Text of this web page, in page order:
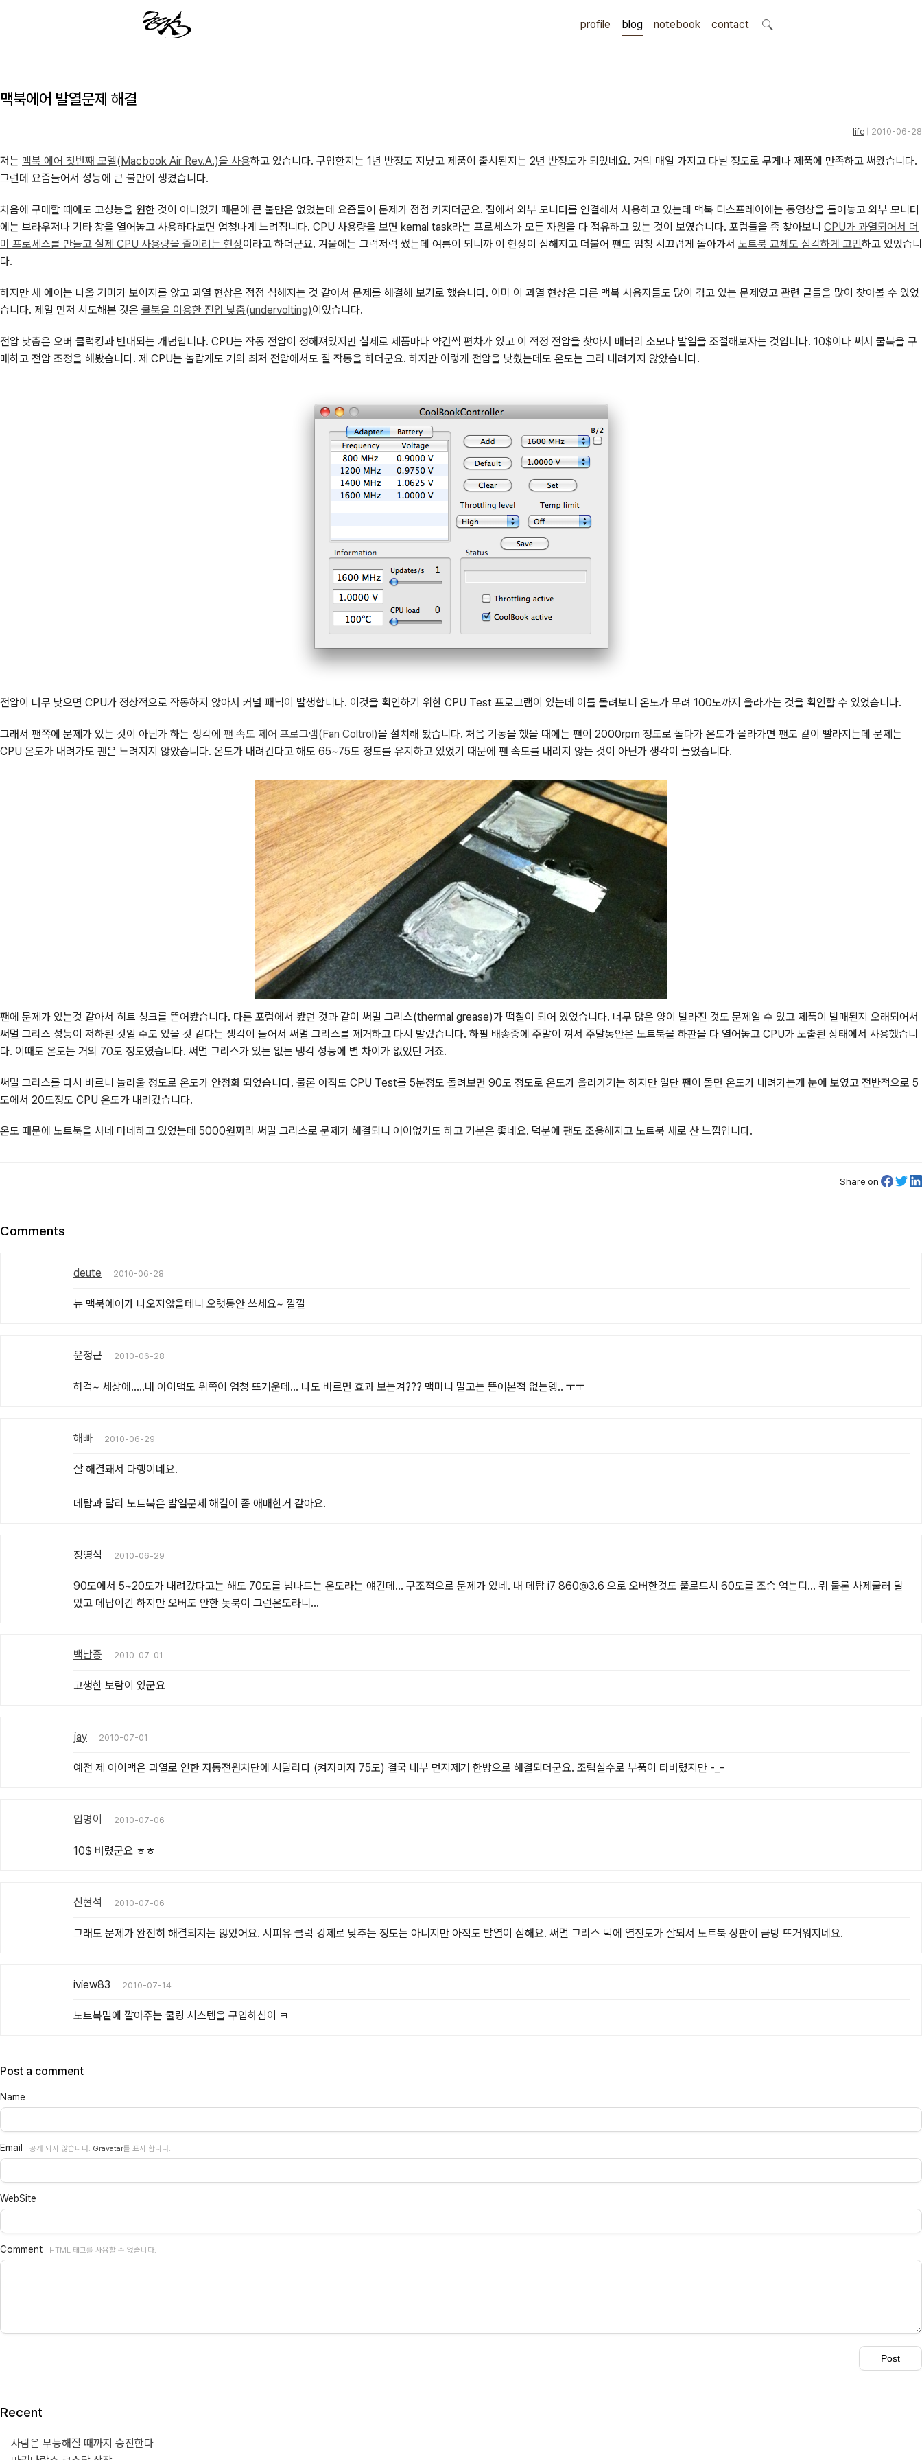
profile blog notebook contact
search
맥북에어 발열문제 해결
life | 2010-06-28
저는 맥북 에어 첫번째 모델(Macbook Air Rev.A.)을 사용하고 있습니다. 구입한지는 1년 반정도 지났고 제품이 출시된지는 2년 반정도가 되었네요. 거의 매일 가지고 다닐 정도로 무게나 제품에 만족하고 써왔습니다.
그런데 요즘들어서 성능에 큰 불만이 생겼습니다.
처음에 구매할 때에도 고성능을 원한 것이 아니었기 때문에 큰 불만은 없었는데 요즘들어 문제가 점점 커지더군요. 집에서 외부 모니터를 연결해서 사용하고 있는데 맥북 디스프레이에는 동영상을 틀어놓고 외부 모니터
에는 브라우저나 기타 창을 열어놓고 사용하다보면 엄청나게 느려집니다. CPU 사용량을 보면 kernal task라는 프로세스가 모든 자원을 다 점유하고 있는 것이 보였습니다. 포럼들을 좀 찾아보니 CPU가 과열되어서 더
미 프로세스를 만들고 실제 CPU 사용량을 줄이려는 현상이라고 하더군요. 겨울에는 그럭저럭 썼는데 여름이 되니까 이 현상이 심해지고 더불어 팬도 엄청 시끄럽게 돌아가서 노트북 교체도 심각하게 고민하고 있었습니
다.
하지만 새 에어는 나올 기미가 보이지를 않고 과열 현상은 점점 심해지는 것 같아서 문제를 해결해 보기로 했습니다. 이미 이 과열 현상은 다른 맥북 사용자들도 많이 겪고 있는 문제였고 관련 글들을 많이 찾아볼 수 있었
습니다. 제일 먼저 시도해본 것은 쿨북을 이용한 전압 낮춤(undervolting)이었습니다.
전압 낮춤은 오버 클럭킹과 반대되는 개념입니다. CPU는 작동 전압이 정해져있지만 실제로 제품마다 약간씩 편차가 있고 이 적정 전압을 찾아서 배터리 소모나 발열을 조절해보자는 것입니다. 10$이나 써서 쿨북을 구
매하고 전압 조정을 해봤습니다. 제 CPU는 놀랍게도 거의 최저 전압에서도 잘 작동을 하더군요. 하지만 이렇게 전압을 낮췄는데도 온도는 그리 내려가지 않았습니다.
전압이 너무 낮으면 CPU가 정상적으로 작동하지 않아서 커널 패닉이 발생합니다. 이것을 확인하기 위한 CPU Test 프로그램이 있는데 이를 돌려보니 온도가 무려 100도까지 올라가는 것을 확인할 수 있었습니다.
그래서 팬쪽에 문제가 있는 것이 아닌가 하는 생각에 팬 속도 제어 프로그램(Fan Coltrol)을 설치해 봤습니다. 처음 기동을 했을 때에는 팬이 2000rpm 정도로 돌다가 온도가 올라가면 팬도 같이 빨라지는데 문제는
CPU 온도가 내려가도 팬은 느려지지 않았습니다. 온도가 내려간다고 해도 65~75도 정도를 유지하고 있었기 때문에 팬 속도를 내리지 않는 것이 아닌가 생각이 들었습니다.
팬에 문제가 있는것 같아서 히트 싱크를 뜯어봤습니다. 다른 포럼에서 봤던 것과 같이 써멀 그리스(thermal grease)가 떡칠이 되어 있었습니다. 너무 많은 양이 발라진 것도 문제일 수 있고 제품이 발매된지 오래되어서
써멀 그리스 성능이 저하된 것일 수도 있을 것 같다는 생각이 들어서 써멀 그리스를 제거하고 다시 발랐습니다. 하필 배송중에 주말이 껴서 주말동안은 노트북을 하판을 다 열어놓고 CPU가 노출된 상태에서 사용했습니
다. 이때도 온도는 거의 70도 정도였습니다. 써멀 그리스가 있든 없든 냉각 성능에 별 차이가 없었던 거죠.
써멀 그리스를 다시 바르니 놀라울 정도로 온도가 안정화 되었습니다. 물론 아직도 CPU Test를 5분정도 돌려보면 90도 정도로 온도가 올라가기는 하지만 일단 팬이 돌면 온도가 내려가는게 눈에 보였고 전반적으로 5
도에서 20도정도 CPU 온도가 내려갔습니다.
온도 때문에 노트북을 사네 마네하고 있었는데 5000원짜리 써멀 그리스로 문제가 해결되니 어이없기도 하고 기분은 좋네요. 덕분에 팬도 조용해지고 노트북 새로 산 느낌입니다.
Share on
Comments
deute 2010-06-28
뉴 맥북에어가 나오지않을테니 오랫동안 쓰세요~ 낄낄
윤정근 2010-06-28
허걱~ 세상에.....내 아이맥도 위쪽이 엄청 뜨거운데... 나도 바르면 효과 보는겨??? 맥미니 말고는 뜯어본적 없는뎅.. ㅜㅜ
해빠 2010-06-29
잘 해결돼서 다행이네요.
데탑과 달리 노트북은 발열문제 해결이 좀 애매한거 같아요.
정영식 2010-06-29
90도에서 5~20도가 내려갔다고는 해도 70도를 넘나드는 온도라는 얘긴데... 구조적으로 문제가 있네. 내 데탑 i7 860@3.6 으로 오버한것도 풀로드시 60도를 조슴 엄는디... 뭐 물론 사제쿨러 달
았고 데탑이긴 하지만 오버도 안한 놋북이 그런온도라니...
백남중 2010-07-01
고생한 보람이 있군요
jay 2010-07-01
예전 제 아이맥은 과열로 인한 자동전원차단에 시달리다 (켜자마자 75도) 결국 내부 먼지제거 한방으로 해결되더군요. 조립실수로 부품이 타버렸지만 -_-
입명이 2010-07-06
10$ 버렸군요 ㅎㅎ
신현석 2010-07-06
그래도 문제가 완전히 해결되지는 않았어요. 시피유 클럭 강제로 낮추는 정도는 아니지만 아직도 발열이 심해요. 써멀 그리스 덕에 열전도가 잘되서 노트북 상판이 금방 뜨거워지네요.
iview83 2010-07-14
노트북밑에 깔아주는 쿨링 시스템을 구입하심이 ㅋ
Post a comment
Name
Email 공개 되지 않습니다. Gravatar를 표시 합니다.
WebSite
Comment HTML 태그를 사용할 수 없습니다.
Recent
사람은 무능해질 때까지 승진한다